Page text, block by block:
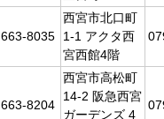
663-8035
西宮市北口町
1-1 アクタ西
宮西館4階
663-8204
西宮市高松町
14-2 阪急西宮
ガーデンズ 4